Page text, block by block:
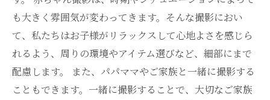
も大きく雰囲気が変わってきます。そんな撮影におい
て、私たちはお子様がリラックスして心地よさを感じら
れるよう、周りの環境やアイテム選びなど、細部にまで
配慮します。 また、パパママやご家族と一緒に撮影する
こともできます。一緒に撮影することで、大切なご家族